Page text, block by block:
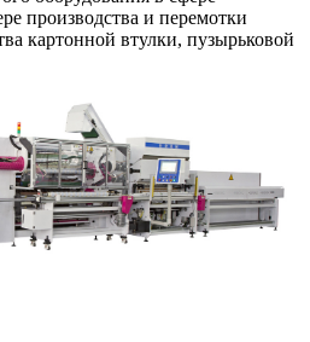
производства и перемотки
картонной втулки, пузырьковой